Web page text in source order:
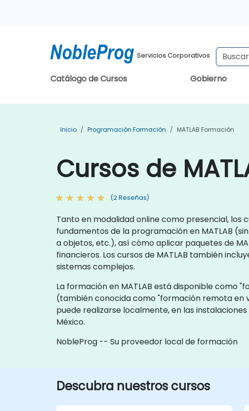
Servicios Corporativos
Catálogo de Cursos Gobierno
Inicio Programación Formación MATLAB Formación
Cursos de
(2 Reseñas)
Tanto en modalidad online como presencial, los
fundamentos de la programación en MATLAB
a objetos, etc.), así cómo aplicar paquetes de
financieros. Los cursos de MATLAB también
sistemas complejos.
La formación en MATLAB está disponible como
(también conocida como "formación remota en
puede realizarse localmente, en las
México.
NobleProg -- Su proveedor local de formación
Descubra nuestros cursos